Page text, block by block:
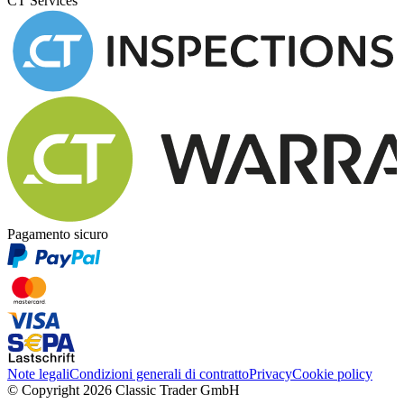
Pagamento sicuro
Note legaliCondizioni generali di contrattoPrivacyCookie policy
© Copyright 2026 Classic Trader GmbH